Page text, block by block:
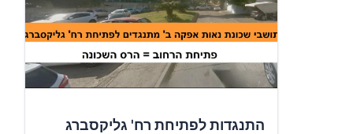
התנגדות לפתיחת רח' גליקסברג